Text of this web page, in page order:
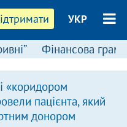
УКР
Фінансова
«коридором
пацієнта, який
донором